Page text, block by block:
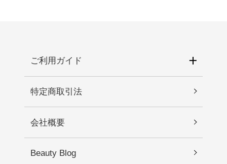
ご利用ガイド
特定商取引法
会社概要
Beauty Blog